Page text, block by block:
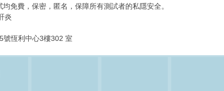
免費，保密，匿名，保障所有測試者的私隱安全。
炎
號恆利中心3樓302 室